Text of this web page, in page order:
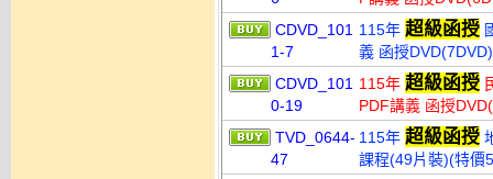
CDVD_101
1-7
115年 超級函授
義 函授
CDVD_101
0-19
115年 超級函授
PDF講義 函授
TVD_0644-
47
115年 超級函授
課程(49片裝)(特價